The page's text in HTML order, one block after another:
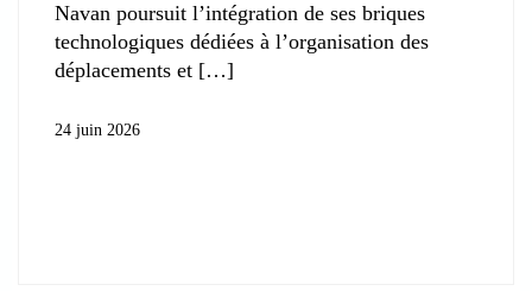
Navan poursuit l’intégration de ses briques
technologiques dédiées à l’organisation des
déplacements et
24 juin 2026